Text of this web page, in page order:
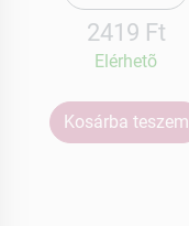
2419 Ft
Elérhetõ
Kosárba teszem